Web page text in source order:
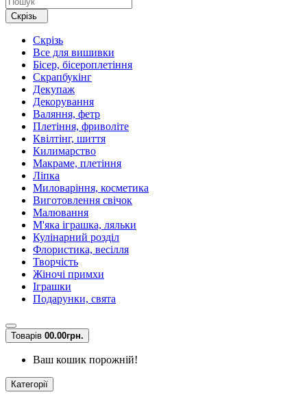
Скрізь
Скрізь
Все для вишивки
Бісер, бісероплетіння
Скрапбукінг
Декупаж
Декорування
Валяння, фетр
Плетіння, фриволіте
Квілтінг, шиття
Килимарство
Макраме, плетіння
Ліпка
Миловаріння, косметика
Виготовлення свічок
Малювання
М'яка іграшка, ляльки
Кулінарний розділ
Флористика, весілля
Творчість
Жіночі примхи
Іграшки
Подарунки, свята
Товарів 00.00грн.
Ваш кошик порожній!
Категорії